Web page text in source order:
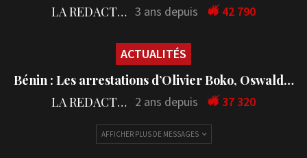
LA REDACTION 3 ans depuis 42 790
ACTUALITÉS
Bénin : Les arrestations d’Olivier Boko, Oswald…
LA REDACTION 2 ans depuis 37 320
AFFICHER PLUS DE MESSAGES